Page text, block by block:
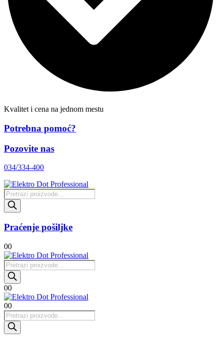
Kvalitet i cena na jednom mestu
Potrebna pomoć?
Pozovite nas
034/334-400
Products
search
Praćenje pošiljke
00
Products
search
00
00
Products
search